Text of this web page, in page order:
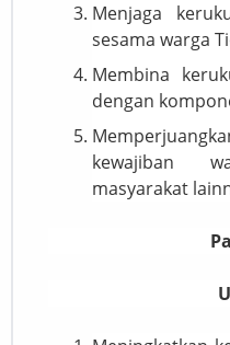
Menjaga
sesama warga
Membina
dengan
kewajiban
masyarakat